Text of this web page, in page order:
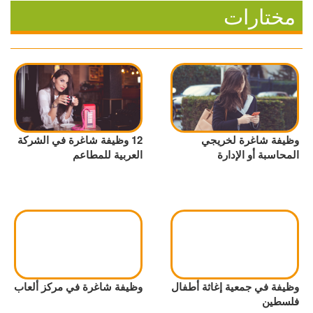
مختارات
وظيفة شاغرة لخريجي
المحاسبة أو الإدارة
12 وظيفة شاغرة في الشركة
العربية للمطاعم
وظيفة في جمعية إغاثة أطفال
فلسطين
وظيفة شاغرة في مركز ألعاب